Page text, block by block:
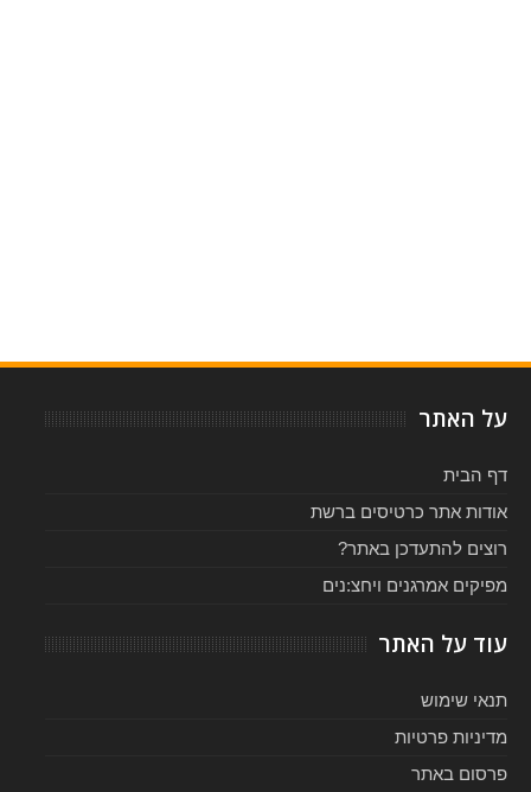
על האתר
דף הבית
אודות אתר כרטיסים ברשת
רוצים להתעדכן באתר?
מפיקים אמרגנים ויחצ:נים
עוד על האתר
תנאי שימוש
מדיניות פרטיות
פרסום באתר